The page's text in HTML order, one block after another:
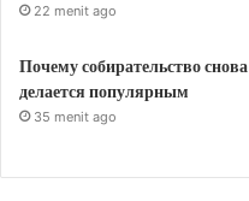
22 menit ago
Почему собирательство снова
делается популярным
35 menit ago